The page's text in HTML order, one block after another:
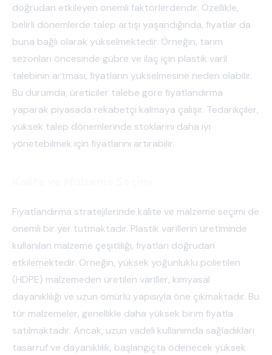
doğrudan etkileyen önemli faktörlerdendir. Özellikle,
belirli dönemlerde talep artışı yaşandığında, fiyatlar da
buna bağlı olarak yükselmektedir. Örneğin, tarım
sezonları öncesinde gübre ve ilaç için plastik varil
talebinin artması, fiyatların yükselmesine neden olabilir.
Bu durumda, üreticiler talebe göre fiyatlandırma
yaparak piyasada rekabetçi kalmaya çalışır. Tedarikçiler,
yüksek talep dönemlerinde stoklarını daha iyi
yönetebilmek için fiyatlarını artırabilir.
Fiyatlandırma stratejilerinde kalite ve malzeme seçimi de
önemli bir yer tutmaktadır. Plastik varillerin üretiminde
kullanılan malzeme çeşitliliği, fiyatları doğrudan
etkilemektedir. Örneğin, yüksek yoğunluklu polietilen
(HDPE) malzemeden üretilen variller, kimyasal
dayanıklılığı ve uzun ömürlü yapısıyla öne çıkmaktadır. Bu
tür malzemeler, genellikle daha yüksek birim fiyatla
satılmaktadır. Ancak, uzun vadeli kullanımda sağladıkları
tasarruf ve dayanıklılık, başlangıçta ödenecek yüksek